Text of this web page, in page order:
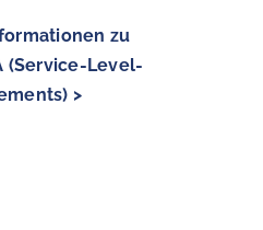
zu
(Service-Level-
>